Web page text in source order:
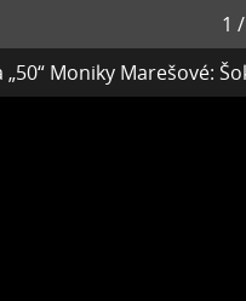
1 /
Moniky Marešové: